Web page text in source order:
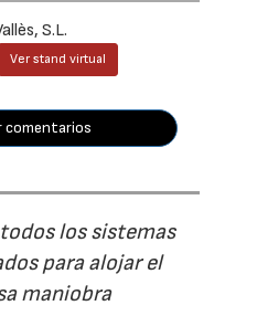
S.L.
Ver stand virtual
comentarios
los sistemas
para alojar el
maniobra